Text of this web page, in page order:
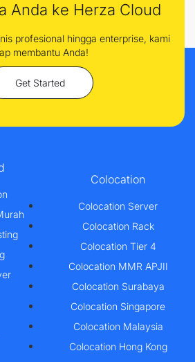
Anda ke Herza Cloud
profesional hingga enterprise, kami
membantu Anda!
Get Started
Colocation
Colocation Server
Colocation Rack
Colocation Tier 4
Colocation MMR APJII
Colocation Surabaya
Colocation Singapore
Colocation Malaysia
Colocation Hong Kong